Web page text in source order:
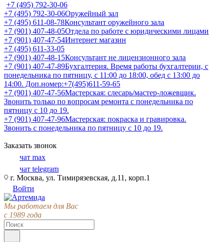
+7 (495) 792-30-06
+7 (495) 792-30-06Оружейный зал
+7 (495) 611-08-78Консультант оружейного зала
+7 (901) 407-48-05Отдела по работе с юридическими лицами
+7 (901) 407-47-54Интернет магазин
+7 (495) 611-33-05
+7 (901) 407-48-15Консультант не лицензионного зала
+7 (901) 407-47-89Бухгалтерия. Время работы бухгалтерии, с
понедельника по пятницу, с 11:00 до 18:00, обед с 13:00 до
14:00. Доп.номер:+7(495)611-59-65
+7 (901) 407-47-56Мастерская: слесарь/мастер-ложевщик.
Звонить только по вопросам ремонта с понедельника по
пятницу с 10 до 19.
+7 (901) 407-47-96Мастерская: покраска и гравировка.
Звонить с понедельника по пятницу с 10 до 19.
Заказать звонок
чат max
чат telegram
г. Москва, ул. Тимирязевская, д.11, корп.1
Войти
Мы работаем для Вас
с 1989 года